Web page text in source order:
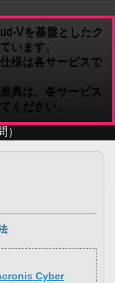
Vを基盤としたク
います。
様は各サービスで
異は、各サービス
ください。
）
Cyber